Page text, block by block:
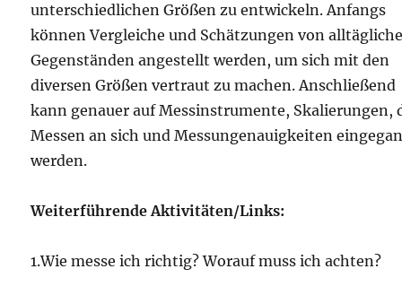
unterschiedlichen Größen zu entwickeln. Anfangs
können Vergleiche und Schätzungen von
Gegenständen angestellt werden, um sich mit den
diversen Größen vertraut zu machen. Anschließend
kann genauer auf Messinstrumente, Skalierungen,
Messen an sich und Messungenauigkeiten
werden.
Weiterführende Aktivitäten/Links:
1.Wie messe ich richtig? Worauf muss ich achten?